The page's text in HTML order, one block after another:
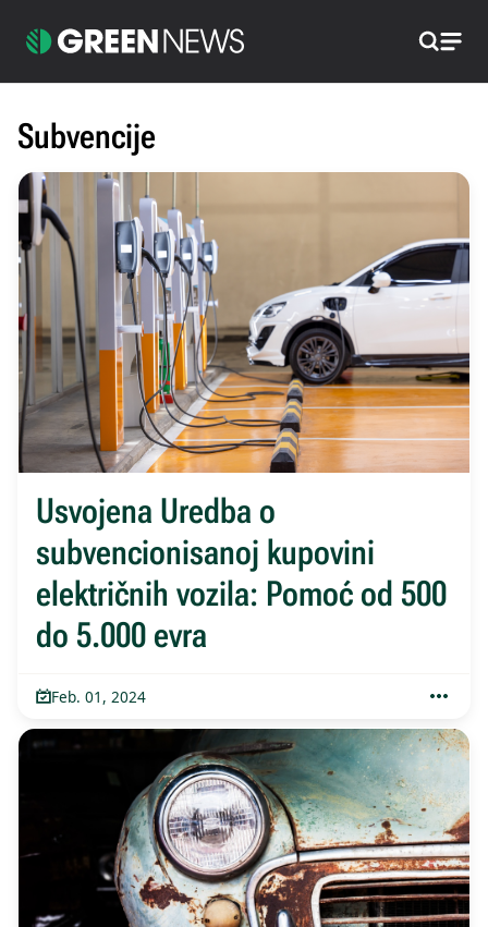
Subvencije
Usvojena Uredba o
subvencionisanoj kupovini
električnih vozila: Pomoć od 500
do 5.000 evra
Feb. 01, 2024